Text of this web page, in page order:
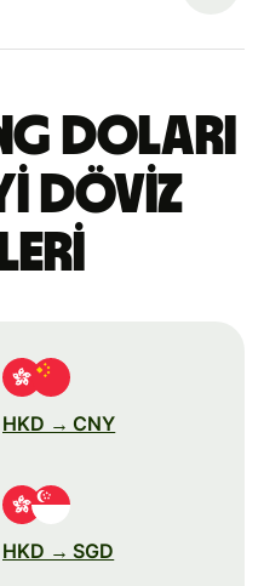
doları
döviz
HKD → CNY
HKD → SGD